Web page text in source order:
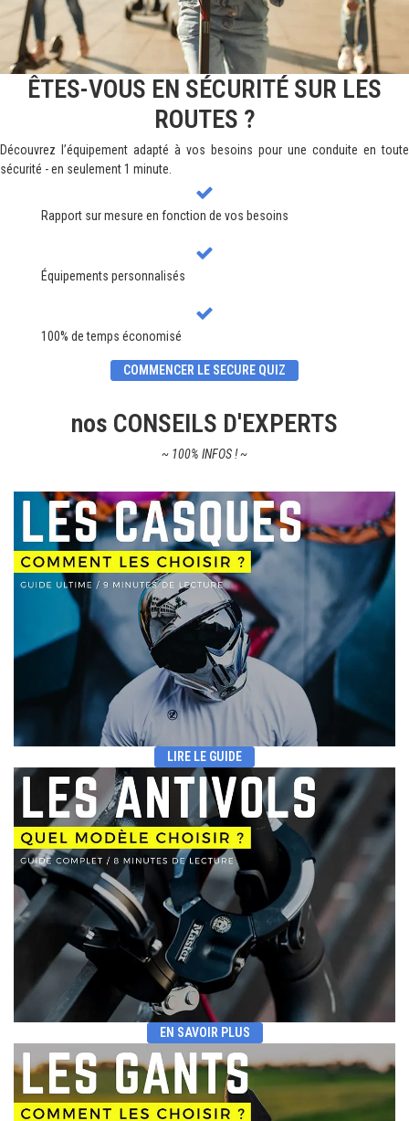
ÊTES-VOUS EN SÉCURITÉ SUR LES
ROUTES ?
Découvrez l’équipement adapté à vos besoins pour une conduite en toute
sécurité - en seulement 1 minute.
Rapport sur mesure en fonction de vos besoins
Équipements personnalisés
100% de temps économisé
COMMENCER LE SECURE QUIZ
nos CONSEILS D'EXPERTS
~ 100% INFOS ! ~
LIRE LE GUIDE
EN SAVOIR PLUS